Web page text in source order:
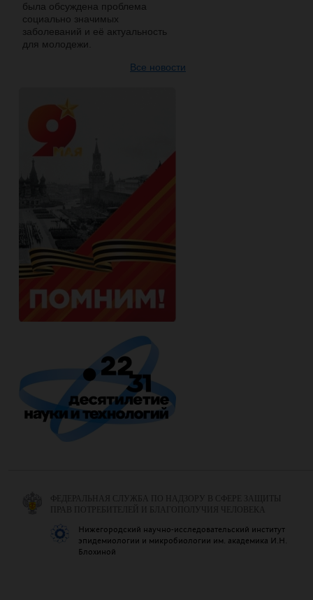
была обсуждена проблема
социально значимых
заболеваний и её актуальность
для молодежи.
Все новости
ФЕДЕРАЛЬНАЯ СЛУЖБА ПО НАДЗОРУ В СФЕРЕ ЗАЩИТЫ
ПРАВ ПОТРЕБИТЕЛЕЙ И БЛАГОПОЛУЧИЯ ЧЕЛОВЕКА
Нижегородский научно-исследовательский институт
эпидемиологии и микробиологии им. академика И.Н.
Блохиной